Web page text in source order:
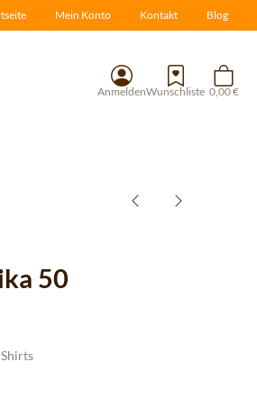
Mein Konto Kontakt Blog
AnmeldenWunschliste 0,00 €
50